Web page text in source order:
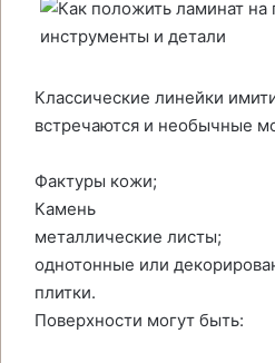
Классические линейки
встречаются и необычные
Фактуры кожи;
Камень
металлические листы;
однотонные или
плитки.
Поверхности могут быть: